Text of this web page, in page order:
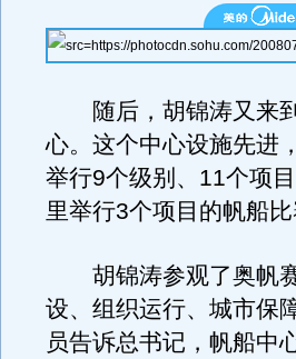
随后，胡锦涛又来到
心。这个中心设施先进
举行9个级别、11个项
里举行3个项目的帆船比
胡锦涛参观了奥帆赛
设、组织运行、城市保
员告诉总书记，帆船中